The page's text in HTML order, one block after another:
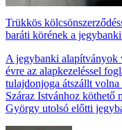
Trükkös
baráti körének a
A jegybanki alapítványok
évre az alapkezeléssel
tulajdonjoga átszállt
Száraz Istvánhoz köthető
György utolsó előtti